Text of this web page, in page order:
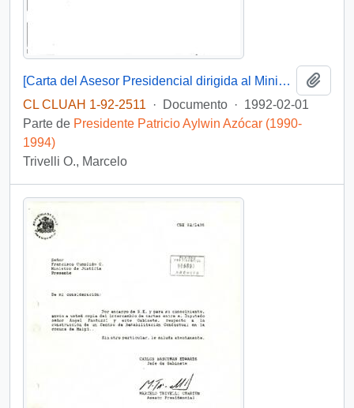
[Carta del Asesor Presidencial dirigida al Ministro de Relaciones Exteriores, referente a misiva de la Comisión Nacional Argentina Pro Reactivación Permanente Paso Internacional]
CL CLUAH 1-92-2511
· Documento · 1992-02-01
Parte de Presidente Patricio Aylwin Azócar (1990-
1994)
Trivelli O., Marcelo